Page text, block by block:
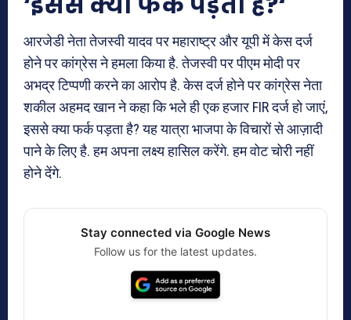
आरजेडी नेता तेजस्वी यादव पर महाराष्ट्र और यूपी में केस दर्ज
होने पर कांग्रेस ने हमला किया है. तेजस्वी पर पीएम मोदी पर
अभद्र टिप्पणी करने का आरोप है. केस दर्ज होने पर कांग्रेस नेता
शकील अहमद खान ने कहा कि भले ही एक हजार FIR दर्ज हो जाएं,
इससे क्या फर्क पड़ता है? यह यात्रा भाजपा के विचारों से आज़ादी
पाने के लिए है. हम अपना लक्ष्य हासिल करेंगे. हम वोट चोरी नहीं
होने देंगे.
Stay connected via Google News
Follow us for the latest updates.